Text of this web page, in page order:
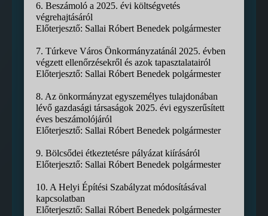
6. Beszámoló a 2025. évi költségvetés
végrehajtásáról
Előterjesztő: Sallai Róbert Benedek polgármester
7. Túrkeve Város Önkormányzatánál 2025. évben
végzett ellenőrzésekről és azok tapasztalatairól
Előterjesztő: Sallai Róbert Benedek polgármester
8. Az önkormányzat egyszemélyes tulajdonában
lévő gazdasági társaságok 2025. évi egyszerűsített
éves beszámolójáról
Előterjesztő: Sallai Róbert Benedek polgármester
9. Bölcsődei étkeztetésre pályázat kiírásáról
Előterjesztő: Sallai Róbert Benedek polgármester
10. A Helyi Építési Szabályzat módosításával
kapcsolatban
Előterjesztő: Sallai Róbert Benedek polgármester